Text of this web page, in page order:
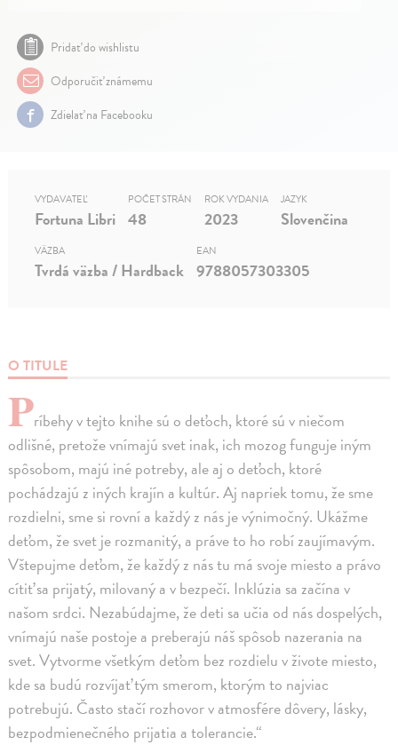
Pridať do wishlistu
Odporučiť známemu
Zdielať na Facebooku
O TITULE
Príbehy v tejto knihe sú o deťoch, ktoré sú v niečom
odlišné, pretože vnímajú svet inak, ich mozog funguje iným
spôsobom, majú iné potreby, ale aj o deťoch, ktoré
pochádzajú z iných krajín a kultúr. Aj napriek tomu, že sme
rozdielni, sme si rovní a každý z nás je výnimočný. Ukážme
deťom, že svet je rozmanitý, a práve to ho robí zaujímavým.
Vštepujme deťom, že každý z nás tu má svoje miesto a právo
cítiť sa prijatý, milovaný a v bezpečí. Inklúzia sa začína v
našom srdci. Nezabúdajme, že deti sa učia od nás dospelých,
vnímajú naše postoje a preberajú náš spôsob nazerania na
svet. Vytvorme všetkým deťom bez rozdielu v živote miesto,
kde sa budú rozvíjať tým smerom, ktorým to najviac
potrebujú. Často stačí rozhovor v atmosfére dôvery, lásky,
bezpodmienečného prijatia a tolerancie.“
VYDAVATEĽ
Fortuna Libri
POČET STRÁN
48
ROK VYDANIA
2023
JAZYK
Slovenčina
VÄZBA
Tvrdá väzba / Hardback
EAN
9788057303305